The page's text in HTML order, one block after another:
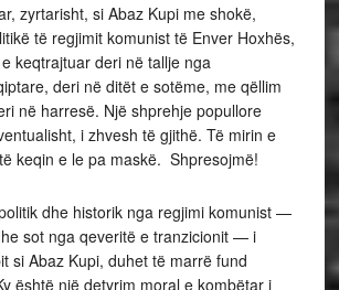
zyrtarisht, si Abaz Kupi me shokë,
të regjimit komunist të Enver Hoxhës,
keqtrajtuar deri në tallje nga
deri në ditët e sotëme, me qëllim
në harresë. Një shprehje popullore
i zhvesh të gjithë. Të mirin e
keqin e le pa maskë. Shpresojmë!
dhe historik nga regjimi komunist —
sot nga qeveritë e tranzicionit — i
si Abaz Kupi, duhet të marrë fund
është një detyrim moral e kombëtar i